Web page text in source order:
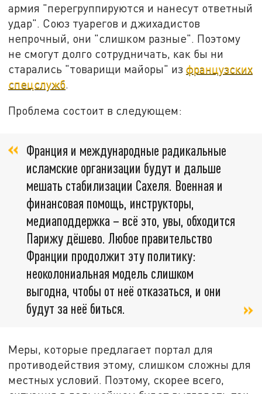
армия "перегруппируются и нанесут ответный
удар". Союз туарегов и джихадистов
непрочный, они "слишком разные". Поэтому
не смогут долго сотрудничать, как бы ни
старались "товарищи майоры" изфранцузских
спецслужб
Проблема состоит в следующем:
Франция и международные радикальные
исламские организации будут и дальше
мешать стабилизации Сахеля. Военная и
финансовая помощь, инструкторы,
медиаподдержка – всё это, увы, обходится
Парижу дёшево. Любое правительство
Франции продолжит эту политику:
неоколониальная модель слишком
выгодна, чтобы от неё отказаться, и они
будут за неё биться.
Меры, которые предлагает портал для
противодействия этому, слишком сложны для
местных условий. Поэтому, скорее всего,